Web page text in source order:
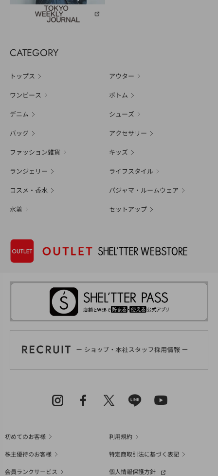
CATEGORY
トップス アウター
ワンピース ボトム
デニム シューズ
バッグ アクセサリー
ファッション雑貨 キッズ
ランジェリー ライフスタイル
コスメ・香水 パジャマ・ルームウェア
水着 セットアップ
初めてのお客様
利用規約
株主優待のお客様
特定商取引法に基づく表記
会員ランクサービス
個人情報保護方針